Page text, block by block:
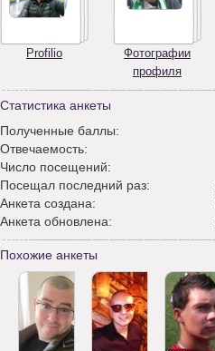
Profilio
Фотографии
профиля
Статистика анкеты
Полученные баллы:
Отвечаемость:
Число посещений:
Посещал последний раз:
Анкета создана:
Анкета обновлена:
Похожие анкеты